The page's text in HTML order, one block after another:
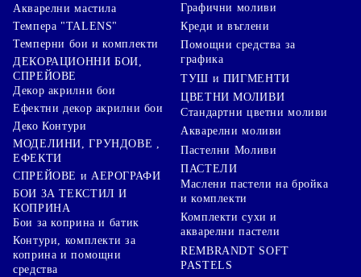
Акварелни мастила
Темпера "TALENS"
Темперни бои и комплекти
ДЕКОРАЦИОННИ БОИ,
СПРЕЙОВЕ
Декор акрилни бои
Ефектни декор акрилни бои
Деко Контури
МОДЕЛИНИ, ГРУНДОВЕ ,
ЕФЕКТИ
СПРЕЙОВЕ и АЕРОГРАФИ
БОИ ЗА ТЕКСТИЛ И
КОПРИНА
Бои за коприна и батик
Контури, комплекти за
коприна и помощни
средства
Графични моливи
Креди и въглени
Помощни средства за
графика
ТУШ и ПИГМЕНТИ
ЦВЕТНИ МОЛИВИ
Стандартни цветни моливи
Акварелни моливи
Пастелни Моливи
ПАСТЕЛИ
Маслени пастели на бройка
и комплекти
Комплекти сухи и
акварелни пастели
REMBRANDT SOFT
PASTELS